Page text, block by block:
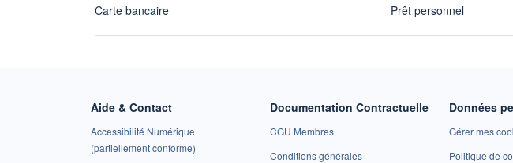
Carte bancaire
Prêt personnel
Aide & Contact
Accessibilité Numérique
(partiellement conforme)
Documentation Contractuelle
CGU Membres
Conditions générales
Données
Gérer mes
Politique de